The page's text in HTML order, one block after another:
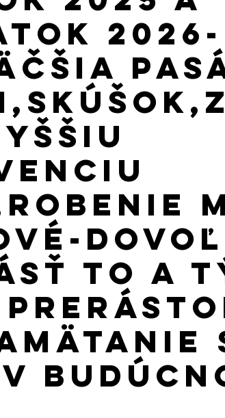
July 2022 August 2022 September
January 2023 February 2023
July 2023 August 2023
2026-
Dovoľ
To a
v